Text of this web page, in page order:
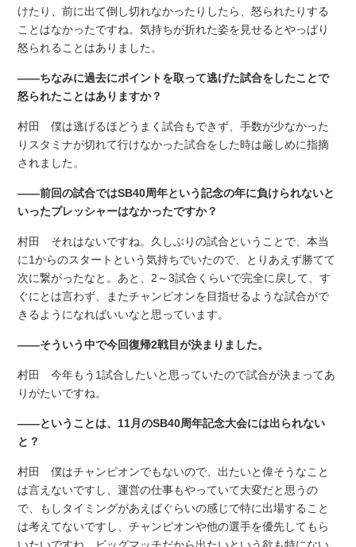
けたり、前に出て倒し切れなかったりしたら、怒られたりする
ことはなかったですね。気持ちが折れた姿を見せるとやっぱり
怒られることはありました。
――ちなみに過去にポイントを取って逃げた試合をしたことで
怒られたことはありますか？
村田 僕は逃げるほどうまく試合もできず、手数が少なかった
りスタミナが切れて行けなかった試合をした時は厳しめに指摘
されました。
――前回の試合ではSB40周年という記念の年に負けられないと
いったプレッシャーはなかったですか？
村田 それはないですね。久しぶりの試合ということで、本当
に1からのスタートという気持ちでいたので、とりあえず勝てて
次に繋がったなと。あと、2～3試合くらいで完全に戻して、す
ぐにとは言わず、またチャンピオンを目指せるような試合がで
きるようになればいいなと思っています。
――そういう中で今回復帰2戦目が決まりました。
村田 今年もう1試合したいと思っていたので試合が決まってあ
りがたいですね。
――ということは、11月のSB40周年記念大会には出られない
と？
村田 僕はチャンピオンでもないので、出たいと偉そうなこと
は言えないですし、運営の仕事もやっていて大変だと思うの
で、もしタイミングがあえばぐらいの感じで特に出場すること
は考えてないですし、チャンピオンや他の選手を優先してもら
いたいですね。ビッグマッチだから出たいという欲も特にない